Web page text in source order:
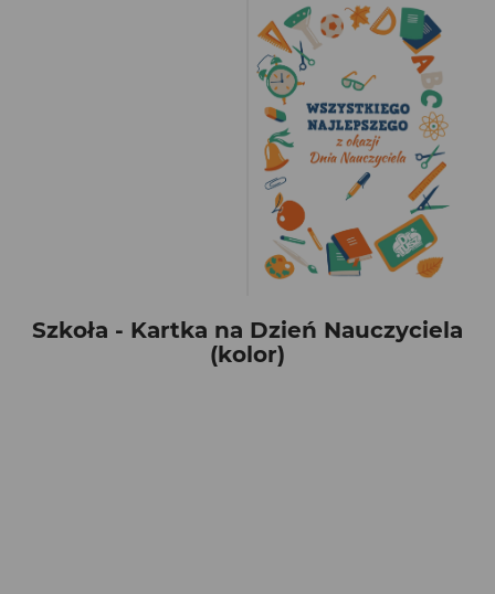
Szkoła - Kartka na Dzień Nauczyciela
(kolor)